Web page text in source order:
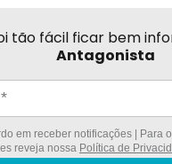
tão fácil ficar bem
Antagonista
em receber notificações | Para
reveja nossa Política de